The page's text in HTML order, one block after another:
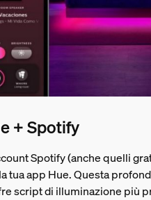
+ Spotify
Spotify (anche quelli
tua app Hue. Questa
script di illuminazione più